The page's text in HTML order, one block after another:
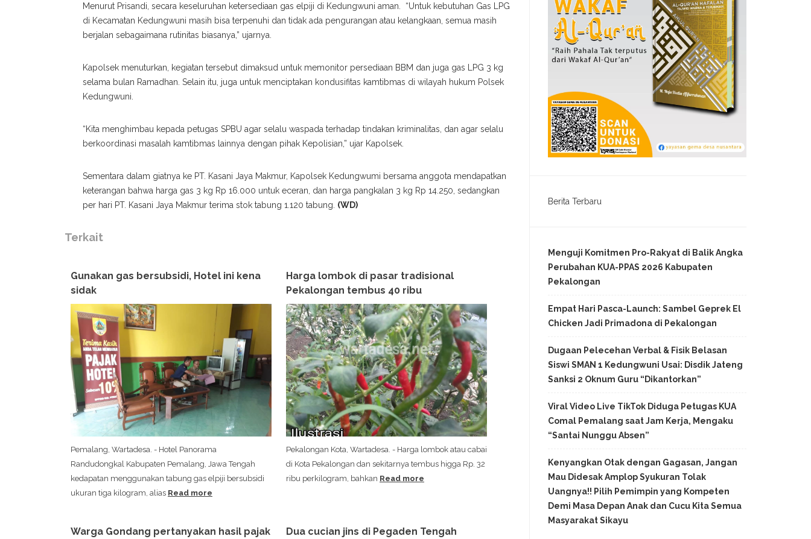
Menurut Prisandi, secara keseluruhan ketersediaan gas elpiji di Kedungwuni aman. “Untuk kebutuhan Gas LPG
di Kecamatan Kedungwuni masih bisa terpenuhi dan tidak ada pengurangan atau kelangkaan, semua masih
berjalan sebagaimana rutinitas biasanya,” ujarnya.
Kapolsek menuturkan, kegiatan tersebut dimaksud untuk memonitor persediaan BBM dan juga gas LPG 3 kg
selama bulan Ramadhan. Selain itu, juga untuk menciptakan kondusifitas kamtibmas di wilayah hukum Polsek
Kedungwuni.
“Kita menghimbau kepada petugas SPBU agar selalu waspada terhadap tindakan kriminalitas, dan agar selalu
berkoordinasi masalah kamtibmas lainnya dengan pihak Kepolisian,” ujar Kapolsek.
Sementara dalam giatnya ke PT. Kasani Jaya Makmur, Kapolsek Kedungwumi bersama anggota mendapatkan
keterangan bahwa harga gas 3 kg Rp 16.000 untuk eceran, dan harga pangkalan 3 kg Rp 14.250, sedangkan
per hari PT. Kasani Jaya Makmur terima stok tabung 1.120 tabung. (WD)
Terkait
Gunakan gas bersubsidi, Hotel ini kena
sidak
Pemalang, Wartadesa. - Hotel Panorama
Randudongkal Kabupaten Pemalang, Jawa Tengah
kedapatan menggunakan tabung gas elpiji bersubsidi
ukuran tiga kilogram, alias Read more
Harga lombok di pasar tradisional
Pekalongan tembus 40 ribu
Pekalongan Kota, Wartadesa. - Harga lombok atau cabai
di Kota Pekalongan dan sekitarnya tembus higga Rp. 32
ribu perkilogram, bahkan Read more
Warga Gondang pertanyakan hasil pajak
Dua cucian jins di Pegaden Tengah
Berita Terbaru
Menguji Komitmen Pro-Rakyat di Balik Angka
Perubahan KUA-PPAS 2026 Kabupaten
Pekalongan
Empat Hari Pasca-Launch: Sambel Geprek El
Chicken Jadi Primadona di Pekalongan
Dugaan Pelecehan Verbal & Fisik Belasan
Siswi SMAN 1 Kedungwuni Usai: Disdik Jateng
Sanksi 2 Oknum Guru “Dikantorkan”
Viral Video Live TikTok Diduga Petugas KUA
Comal Pemalang saat Jam Kerja, Mengaku
“Santai Nunggu Absen”
Kenyangkan Otak dengan Gagasan, Jangan
Mau Didesak Amplop Syukuran Tolak
Uangnya!! Pilih Pemimpin yang Kompeten
Demi Masa Depan Anak dan Cucu Kita Semua
Masyarakat Sikayu